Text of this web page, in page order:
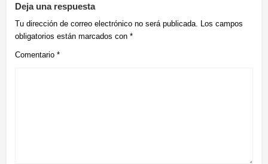
Deja una respuesta
Tu dirección de correo electrónico no será publicada. Los campos
obligatorios están marcados con *
Comentario *